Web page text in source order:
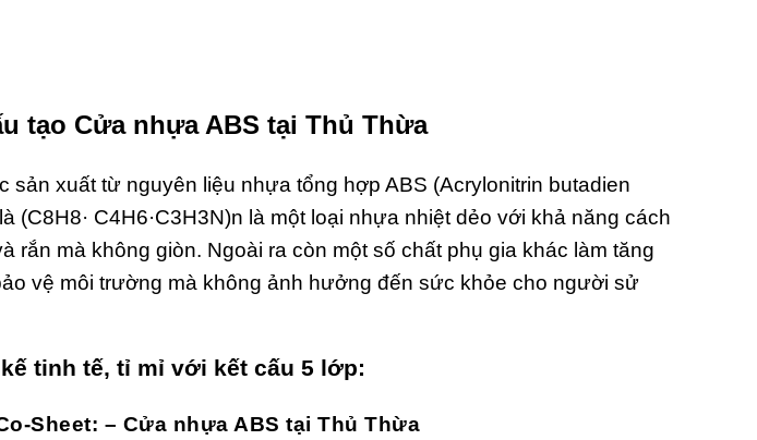
tạo Cửa nhựa ABS tại Thủ Thừa
sản xuất từ nguyên liệu nhựa tổng hợp ABS (Acrylonitrin butadien
(C8H8· C4H6·C3H3N)n là một loại nhựa nhiệt dẻo với khả năng cách
rắn mà không giòn. Ngoài ra còn một số chất phụ gia khác làm tăng
vệ môi trường mà không ảnh hưởng đến sức khỏe cho người sử
tinh tế, tỉ mỉ với kết cấu 5 lớp:
Sheet: – Cửa nhựa ABS tại Thủ Thừa